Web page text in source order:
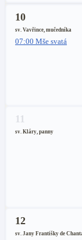
10
sv. Vavřince, mučedníka
07:00 Mše svatá
11
sv. Kláry, panny
12
sv. Jany Františky de